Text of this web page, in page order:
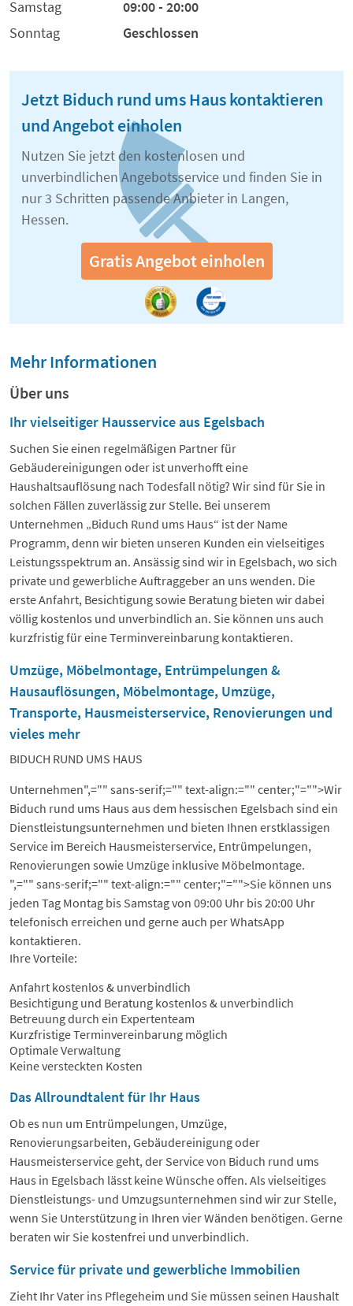
Samstag
09:00 - 20:00
Sonntag
Geschlossen
Jetzt Biduch rund ums Haus kontaktieren
und Angebot einholen
Nutzen Sie jetzt den kostenlosen und
unverbindlichen Angebotsservice und finden Sie in
nur 3 Schritten passende Anbieter in Langen,
Hessen.
Gratis Angebot einholen
Mehr Informationen
Über uns
Ihr vielseitiger Hausservice aus Egelsbach
Suchen Sie einen regelmäßigen Partner für
Gebäudereinigungen oder ist unverhofft eine
Haushaltsauflösung nach Todesfall nötig? Wir sind für Sie in
solchen Fällen zuverlässig zur Stelle. Bei unserem
Unternehmen „Biduch Rund ums Haus“ ist der Name
Programm, denn wir bieten unseren Kunden ein vielseitiges
Leistungsspektrum an. Ansässig sind wir in Egelsbach, wo sich
private und gewerbliche Auftraggeber an uns wenden. Die
erste Anfahrt, Besichtigung sowie Beratung bieten wir dabei
völlig kostenlos und unverbindlich an. Sie können uns auch
kurzfristig für eine Terminvereinbarung kontaktieren.
Umzüge, Möbelmontage, Entrümpelungen &
Hausauflösungen, Möbelmontage, Umzüge,
Transporte, Hausmeisterservice, Renovierungen und
vieles mehr
BIDUCH RUND UMS HAUS
Unternehmen",="" sans-serif;="" text-align:="" center;"="">Wir
Biduch rund ums Haus aus dem hessischen Egelsbach sind ein
Dienstleistungsunternehmen und bieten Ihnen erstklassigen
Service im Bereich Hausmeisterservice, Entrümpelungen,
Renovierungen sowie Umzüge inklusive Möbelmontage.
",="" sans-serif;="" text-align:="" center;"="">Sie können uns
jeden Tag Montag bis Samstag von 09:00 Uhr bis 20:00 Uhr
telefonisch erreichen und gerne auch per WhatsApp
kontaktieren.
Ihre Vorteile:
Anfahrt kostenlos & unverbindlich
Besichtigung und Beratung kostenlos & unverbindlich
Betreuung durch ein Expertenteam
Kurzfristige Terminvereinbarung möglich
Optimale Verwaltung
Keine versteckten Kosten
Das Allroundtalent für Ihr Haus
Ob es nun um Entrümpelungen, Umzüge,
Renovierungsarbeiten, Gebäudereinigung oder
Hausmeisterservice geht, der Service von Biduch rund ums
Haus in Egelsbach lässt keine Wünsche offen. Als vielseitiges
Dienstleistungs- und Umzugsunternehmen sind wir zur Stelle,
wenn Sie Unterstützung in Ihren vier Wänden benötigen. Gerne
beraten wir Sie kostenfrei und unverbindlich.
Service für private und gewerbliche Immobilien
Zieht Ihr Vater ins Pflegeheim und Sie müssen seinen Haushalt